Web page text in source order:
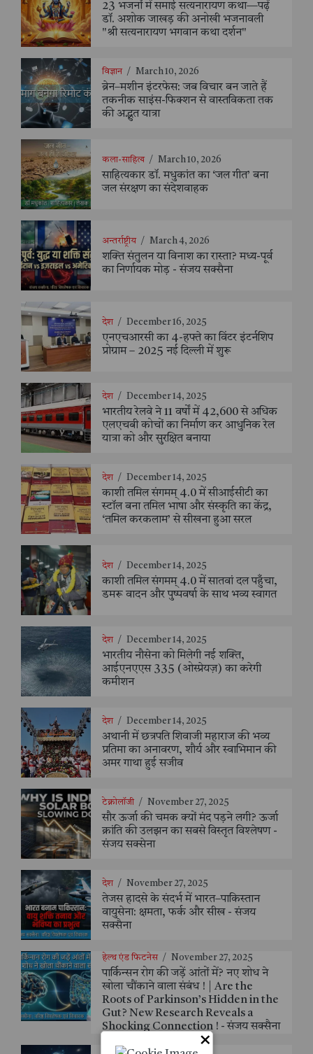
23 भजनों में समाई सत्यनारायण कथा—पढ़ें
डॉ. अशोक जाखड़ की अनोखी भजनावली
"श्री सत्यनारायण भगवान कथा दर्शन"
विज्ञान / March 10, 2026
ब्रेन–मशीन इंटरफेस: जब विचार बन जाते हैं
तकनीक साइंस-फिक्शन से वास्तविकता तक
की अद्भुत यात्रा
कला-साहित्य / March 10, 2026
साहित्यकार डॉ. मधुकांत का ‘जल गीत’ बना
जल संरक्षण का संदेशवाहक
अन्तर्राष्ट्रीय / March 4, 2026
शक्ति संतुलन या विनाश का रास्ता? मध्य-पूर्व
का निर्णायक मोड़ - संजय सक्सैना
देश / December 16, 2025
एनएचआरसी का 4-हफ्ते का विंटर इंटर्नशिप
प्रोग्राम – 2025 नई दिल्ली में शुरू
देश / December 14, 2025
भारतीय रेलवे ने 11 वर्षों में 42,600 से अधिक
एलएचबी कोचों का निर्माण कर आधुनिक रेल
यात्रा को और सुरक्षित बनाया
देश / December 14, 2025
काशी तमिल संगमम् 4.0 में सीआईसीटी का
स्टॉल बना तमिल भाषा और संस्कृति का केंद्र,
‘तमिल करकलाम’ से सीखना हुआ सरल
देश / December 14, 2025
काशी तमिल संगमम् 4.0 में सातवां दल पहुँचा,
डमरू वादन और पुष्पवर्षा के साथ भव्य स्वागत
देश / December 14, 2025
भारतीय नौसेना को मिलेगी नई शक्ति,
आईएनएएस 335 (ओस्प्रेयज़) का करेगी
कमीशन
देश / December 14, 2025
अथानी में छत्रपति शिवाजी महाराज की भव्य
प्रतिमा का अनावरण, शौर्य और स्वाभिमान की
अमर गाथा हुई सजीव
टेक्नोलॉजी / November 27, 2025
सौर ऊर्जा की चमक क्यों मंद पड़ने लगी? ऊर्जा
क्रांति की उलझन का सबसे विस्तृत विश्लेषण -
संजय सक्सेना
देश / November 27, 2025
तेजस हादसे के संदर्भ में भारत–पाकिस्तान
वायुसेना: क्षमता, फर्क और सीख - संजय
सक्सैना
हेल्थ एंड फिटनेस / November 27, 2025
पार्किन्सन रोग की जड़ें आंतों में? नए शोध ने
खोला चौंकाने वाला संबंध ! | Are the
Roots of Parkinson’s Hidden in the
Gut? New Research Reveals a
Shocking Connection ! - संजय सक्सैना
×